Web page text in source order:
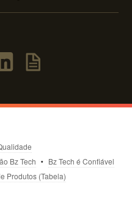
Bz Tech
Bz Tech é Confiável
Produtos (Tabela)